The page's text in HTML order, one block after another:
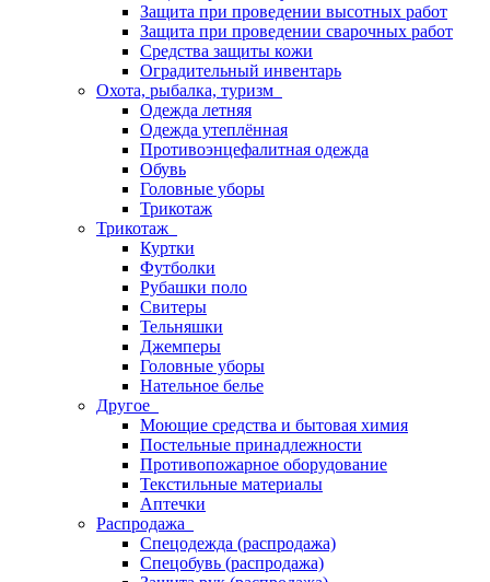
Защита при проведении высотных работ
Защита при проведении сварочных работ
Средства защиты кожи
Оградительный инвентарь
Охота, рыбалка, туризм
Одежда летняя
Одежда утеплённая
Противоэнцефалитная одежда
Обувь
Головные уборы
Трикотаж
Трикотаж
Куртки
Футболки
Рубашки поло
Свитеры
Тельняшки
Джемперы
Головные уборы
Нательное белье
Другое
Моющие средства и бытовая химия
Постельные принадлежности
Противопожарное оборудование
Текстильные материалы
Аптечки
Распродажа
Спецодежда (распродажа)
Спецобувь (распродажа)